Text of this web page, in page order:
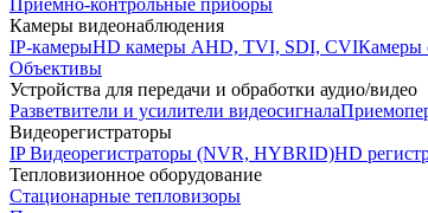
Приемно-контрольные приборы
Камеры видеонаблюдения
IP-камерыHD камеры AHD, TVI, SDI, CVIКамеры
Объективы
Устройства для передачи и обработки аудио/видео
Разветвители и усилители видеосигнала
Видеорегистраторы
IP Видеорегистраторы (NVR, HYBRID)HD
Тепловизионное оборудование
Стационарные тепловизоры